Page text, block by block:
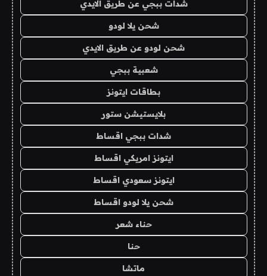
شدات ببجي عن طريق الايدي
شحن يلا لودو
شحن لودو عن طريق الايدي
شعبية ببجي
بطاقات ايتونز
بلايستيشن ستور
شدات ببجي اقساط
ايتونز امريكي اقساط
ايتونز سعودي اقساط
شحن يلا لودو اقساط
حناء شعر
حنا
ماتشا